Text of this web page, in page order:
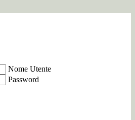
Nome Utente
Password